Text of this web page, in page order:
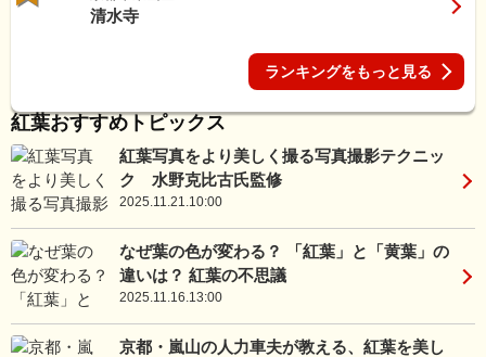
清水寺
ランキングをもっと見る
紅葉おすすめトピックス
紅葉写真をより美しく撮る写真撮影テクニッ
ク 水野克比古氏監修
2025.11.21.10:00
なぜ葉の色が変わる？ 「紅葉」と「黄葉」の
違いは？ 紅葉の不思議
2025.11.16.13:00
京都・嵐山の人力車夫が教える、紅葉を美し